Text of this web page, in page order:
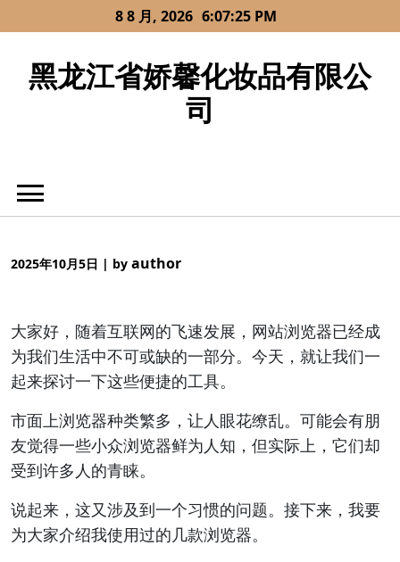
to
8 8 月, 2026 6:07:25 PM
黑龙江省娇馨化妆品有限公
司
2025年10月5日 | by author
大家好，随着互联网的飞速发展，网站浏览器已经成
为我们生活中不可或缺的一部分。今天，就让我们一
起来探讨一下这些便捷的工具。
市面上浏览器种类繁多，让人眼花缭乱。可能会有朋
友觉得一些小众浏览器鲜为人知，但实际上，它们却
受到许多人的青睐。
说起来，这又涉及到一个习惯的问题。接下来，我要
为大家介绍我使用过的几款浏览器。